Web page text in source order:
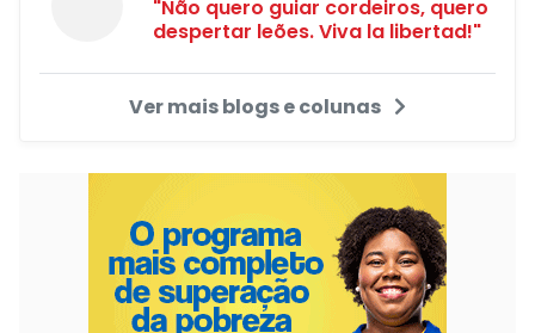
"Não quero guiar cordeiros, quero
despertar leões. Viva la libertad!"
Ver mais blogs e colunas